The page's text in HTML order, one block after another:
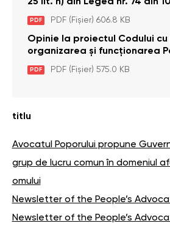
privire la Curtea
Legea cu privire la Avocatul
(Ombudsmanul) nr. 52/2014
PDF PDF (Fișier) 606.8 KB
Opinie la proiectul Codului
organizarea și funcționarea
(inițiativa legislativă nr. 110
PDF PDF (Fișier) 575.0 KB
titlu
Avocatul Poporului propune
grup de lucru comun în domeniul
omului
Newsletter of the People’s
Newsletter of the People’s